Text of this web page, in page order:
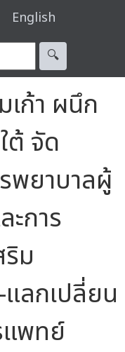
English
🔍︎
เก้า ผนึก
ต้ จัด
พยาบาลผู้
ะการ
ม
ลกเปลี่ยน
แพทย์